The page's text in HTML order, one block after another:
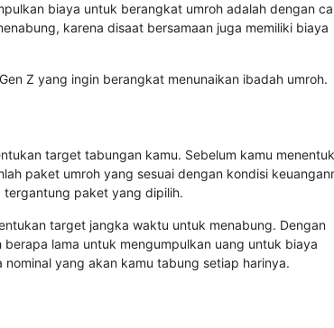
biaya untuk berangkat umroh adalah dengan
karena disaat bersamaan juga memiliki biaya
Z yang ingin berangkat menunaikan ibadah umroh.
target tabungan kamu. Sebelum kamu
paket umroh yang sesuai dengan kondisi
tergantung paket yang dipilih.
target jangka waktu untuk menabung. Dengan
lama untuk mengumpulkan uang untuk biaya
yang akan kamu tabung setiap harinya.